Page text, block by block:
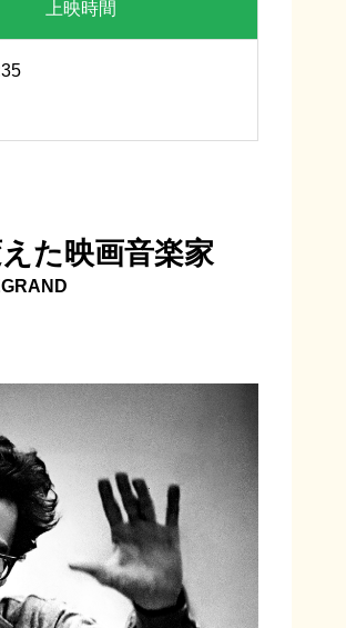
上映時間
た映画音楽家